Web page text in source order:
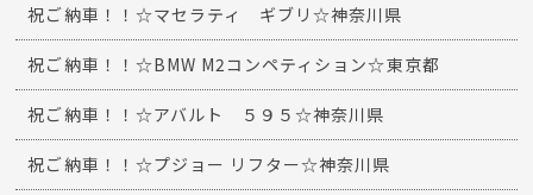
祝ご納車！！☆マセラティ ギブリ☆神奈川県
祝ご納車！！☆BMW M2コンペティション☆東京都
祝ご納車！！☆アバルト ５９５☆神奈川県
祝ご納車！！☆プジョー リフター☆神奈川県